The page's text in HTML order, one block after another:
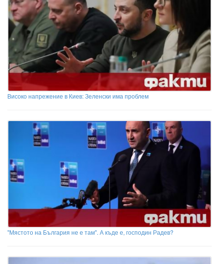
Високо напрежение в Киев: Зеленски има проблем
"Мястото на България не е там". А къде е, господин Радев?